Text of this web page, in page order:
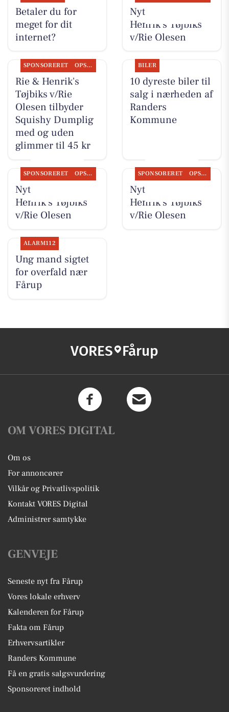
Betaler du for
meget for dit
internet?
Nyt fra Rie &
Henrik's Tøjbiks
v/Rie Olesen
SPONSORERET OPSLAGSTAVLEN
Rie & Henrik's
Tøjbiks v/Rie
Olesen tilbyder
Squishy Dumplig
med og uden
glimmer til 45 kr
BILER
10 dyreste biler til
salg i nærheden af
Randers
Kommune
SPONSORERET OPSLAGSTAVLEN
Nyt fra Rie &
Henrik's Tøjbiks
v/Rie Olesen
SPONSORERET OPSLAGSTAVLEN
Nyt fra Rie &
Henrik's Tøjbiks
v/Rie Olesen
ALARM112
Ung mand sigtet
for overfald nær
Fårup
VORES Fårup
OM VORES DIGITAL
Om os
For annoncører
Vilkår og Privatlivspolitik
Kontakt VORES Digital
Administrer samtykke
GENVEJE
Seneste nyt fra Fårup
Vores lokale erhverv
Kalenderen for Fårup
Fakta om Fårup
Erhvervsartikler
Randers Kommune
Få en gratis salgsvurdering
Sponsoreret indhold